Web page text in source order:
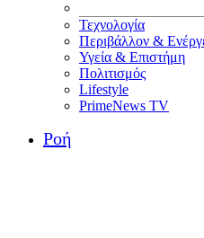
Τεχνολογία
Περιβάλλον &
Υγεία & Επιστήμη
Πολιτισμός
Lifestyle
PrimeNews TV
Ροή